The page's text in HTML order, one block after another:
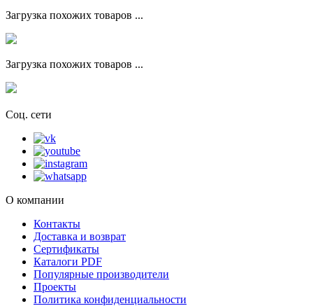
Загрузка похожих товаров ...
Загрузка похожих товаров ...
Соц. сети
О компании
Контакты
Доставка и возврат
Сертификаты
Каталоги PDF
Популярные производители
Проекты
Политика конфиденциальности